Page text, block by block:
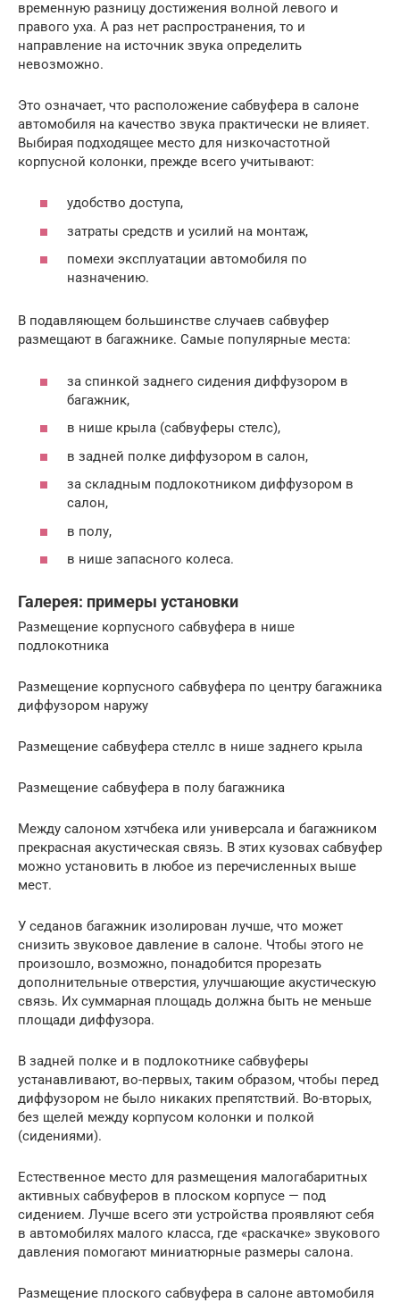
временную разницу достижения волной левого и
правого уха. А раз нет распространения, то и
направление на источник звука определить
невозможно.
Это означает, что расположение сабвуфера в салоне
автомобиля на качество звука практически не влияет.
Выбирая подходящее место для низкочастотной
корпусной колонки, прежде всего учитывают:
удобство доступа,
затраты средств и усилий на монтаж,
помехи эксплуатации автомобиля по
назначению.
В подавляющем большинстве случаев сабвуфер
размещают в багажнике. Самые популярные места:
за спинкой заднего сидения диффузором в
багажник,
в нише крыла (сабвуферы стелс),
в задней полке диффузором в салон,
за складным подлокотником диффузором в
салон,
в полу,
в нише запасного колеса.
Галерея: примеры установки
Размещение корпусного сабвуфера в нише
подлокотника
Размещение корпусного сабвуфера по центру багажника
диффузором наружу
Размещение сабвуфера стеллс в нише заднего крыла
Размещение сабвуфера в полу багажника
Между салоном хэтчбека или универсала и багажником
прекрасная акустическая связь. В этих кузовах сабвуфер
можно установить в любое из перечисленных выше
мест.
У седанов багажник изолирован лучше, что может
снизить звуковое давление в салоне. Чтобы этого не
произошло, возможно, понадобится прорезать
дополнительные отверстия, улучшающие акустическую
связь. Их суммарная площадь должна быть не меньше
площади диффузора.
В задней полке и в подлокотнике сабвуферы
устанавливают, во-первых, таким образом, чтобы перед
диффузором не было никаких препятствий. Во-вторых,
без щелей между корпусом колонки и полкой
(сидениями).
Естественное место для размещения малогабаритных
активных сабвуферов в плоском корпусе — под
сидением. Лучше всего эти устройства проявляют себя
в автомобилях малого класса, где «раскачке» звукового
давления помогают миниатюрные размеры салона.
Размещение плоского сабвуфера в салоне автомобиля